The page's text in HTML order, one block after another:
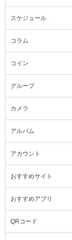
スケジュール
コラム
コイン
グループ
カメラ
アルバム
アカウント
おすすめサイト
おすすめアプリ
QRコード